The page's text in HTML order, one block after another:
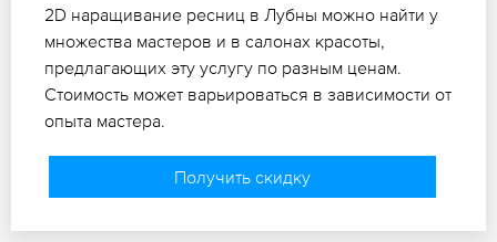
2D наращивание ресниц в Лубны можно найти у
множества мастеров и в салонах красоты,
предлагающих эту услугу по разным ценам.
Стоимость может варьироваться в зависимости от
опыта мастера.
Получить скидку